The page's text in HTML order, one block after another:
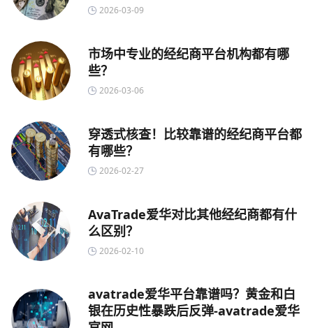
2026-03-09
市场中专业的经纪商平台机构都有哪
些？
2026-03-06
穿透式核查！比较靠谱的经纪商平台都
有哪些？
2026-02-27
AvaTrade爱华对比其他经纪商都有什
么区别？
2026-02-10
avatrade爱华平台靠谱吗？黄金和白
银在历史性暴跌后反弹-avatrade爱华